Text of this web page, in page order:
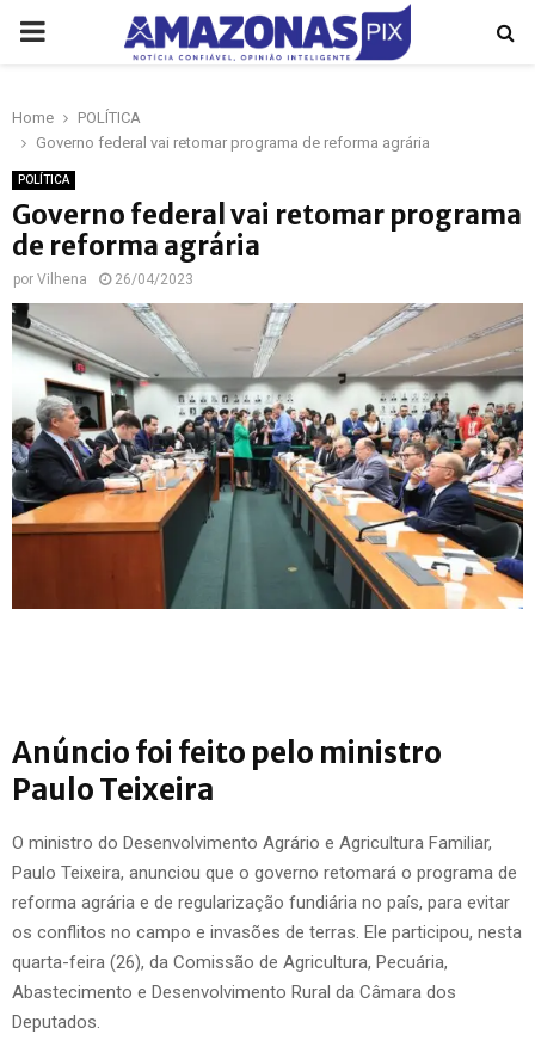
PRIMARY
Home
POLÍTICA
Governo federal vai retomar programa de reforma agrária
POLÍTICA
Governo federal vai retomar programa
de reforma agrária
por Vilhena 26/04/2023
Anúncio foi feito pelo ministro
Paulo Teixeira
O ministro do Desenvolvimento Agrário e Agricultura Familiar,
Paulo Teixeira, anunciou que o governo retomará o programa de
reforma agrária e de regularização fundiária no país, para evitar
os conflitos no campo e invasões de terras. Ele participou, nesta
quarta-feira (26), da Comissão de Agricultura, Pecuária,
Abastecimento e Desenvolvimento Rural da Câmara dos
Deputados.